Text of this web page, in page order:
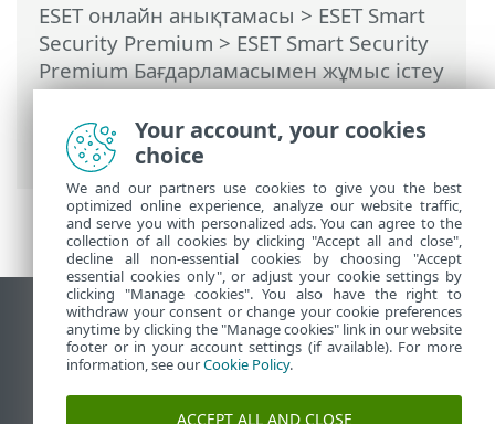
ESET онлайн анықтамасы > ESET Smart
Security Premium > ESET Smart Security
Premium Бағдарламасымен жұмыс істеу
>Анықтама және қолдау> Жүйе
конфигурациясының деректерін
жіберу
Жұмыс үстеліндегі сайтты қарау
End of Life
ESET білім қоры
ESET форумы
Your account, your cookies
choice
We and our partners use cookies to give you the best
optimized online experience, analyze our website traffic,
and serve you with personalized ads. You can agree to the
collection of all cookies by clicking "Accept all and close",
decline all non-essential cookies by choosing "Accept
essential cookies only", or adjust your cookie settings by
clicking "Manage cookies". You also have the right to
withdraw your consent or change your cookie preferences
anytime by clicking the "Manage cookies" link in our website
footer or in your account settings (if available). For more
information, see ourCookie Policy.
ACCEPT ALL AND CLOSE